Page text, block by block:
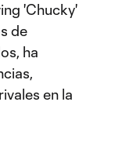
'Chucky'
de
ha
en la